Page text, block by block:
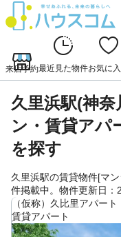
来店予約最近見た物件お気に入
久里浜駅(神
ン・賃貸アパ
を探す
久里浜駅の賃貸物件[マ
件掲載中。物件更新日：
（仮称）久比里アパート
賃貸アパート